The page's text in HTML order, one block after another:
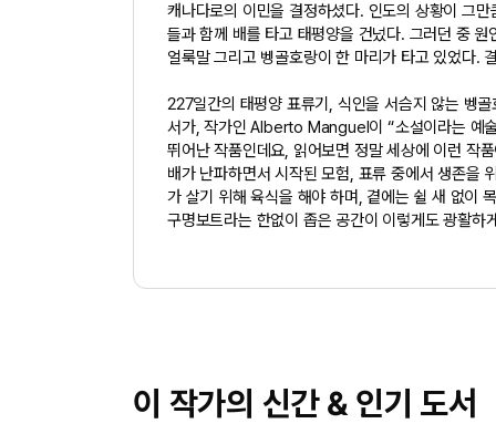
캐나다로의 이민을 결정하셨다. 인도의 상황이 그
들과 함께 배를 타고 태평양을 건넜다. 그러던 중
얼룩말 그리고 벵골호랑이 한 마리가 타고 있었다.
227일간의 태평양 표류기, 식인을 서슴지 않는 벵골
서가, 작가인 Alberto Manguel이 “소설이라는 예
뛰어난 작품인데요, 읽어보면 정말 세상에 이런 작
배가 난파하면서 시작된 모험, 표류 중에서 생존을
가 살기 위해 육식을 해야 하며, 곁에는 쉴 새 없이
구명보트라는 한없이 좁은 공간이 이렇게도 광활
이 작가의 신간 & 인기 도서